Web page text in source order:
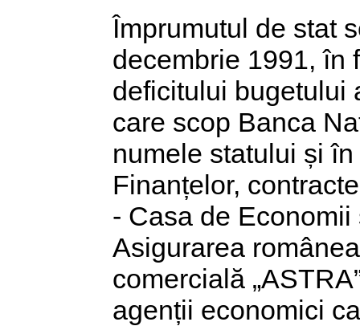
Împrumutul de stat
decembrie 1991, în
deficitului bugetului
care scop Banca
numele statului și
Finanțelor,
- Casa de
Asigurarea
comercială
agenții economici